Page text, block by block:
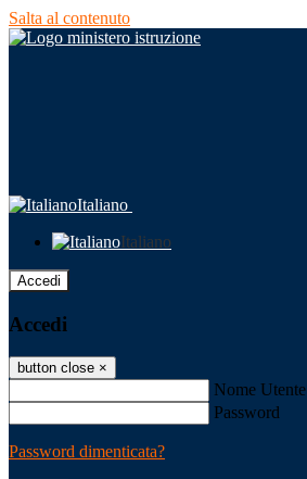
Salta al contenuto
Italiano
Italiano
Accedi
Accedi
button close ×
Nome Utente
Password
Password dimenticata?